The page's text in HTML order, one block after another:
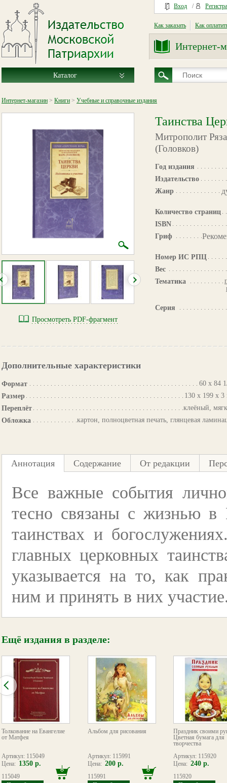
Вход /
Как заказать Как
Интернет-
Каталог
Интернет-магазин > Книги > Учебные и справочные издания
Просмотреть PDF-фрагмент
Таинства
Митрополит
(Головков)
Год издания
Издательство
Жанр
Количество страниц
ISBN
Гриф
Номер ИС РПЦ
Вес
Тематика
Серия
Дополнительные характеристики
Формат
60 х 84
Размер
130 х 199 х
Переплёт
клеёный,
Обложка
картон, полноцветная печать, глянцевая
Аннотация Содержание От редакции
Все важные события
тесно связаны с жизнью в
таинствах и
главных церковных
указывается на то, как
ним и принять в них
Ещё издания в разделе:
Толкование на Евангелие
от Матфея
Артикул: 115049
Цена: 1350 р.
115049
Альбом для рисования
Артикул: 115991
Цена: 200 р.
115991
Праздник своими
Цветная бумага для
творчества
Артикул: 115920
Цена: 240 р.
115920